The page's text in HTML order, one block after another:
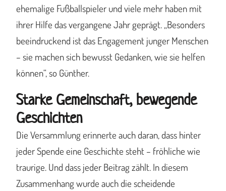
ehemalige Fußballspieler und viele mehr haben mit
ihrer Hilfe das vergangene Jahr geprägt. „Besonders
beeindruckend ist das Engagement junger Menschen
– sie machen sich bewusst Gedanken, wie sie helfen
können“, so Günther.
Starke Gemeinschaft, bewegende
Geschichten
Die Versammlung erinnerte auch daran, dass hinter
jeder Spende eine Geschichte steht – fröhliche wie
traurige. Und dass jeder Beitrag zählt. In diesem
Zusammenhang wurde auch die scheidende